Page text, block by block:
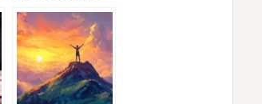
horoscope du
mois de
novembre.